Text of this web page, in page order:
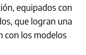
equipados con
que logran una
con los modelos